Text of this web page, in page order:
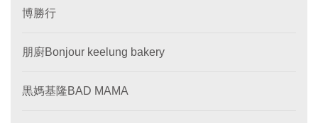
博勝行
朋廚Bonjour keelung bakery
黒媽基隆BAD MAMA